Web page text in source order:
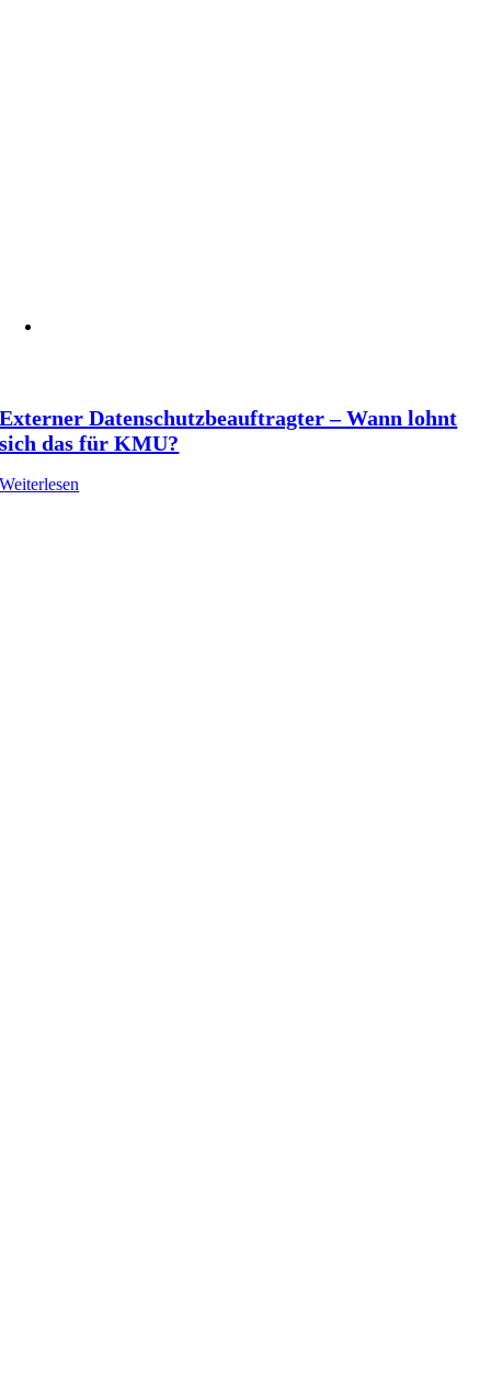
Externer Datenschutzbeauftragter – Wann lohnt
sich das für KMU?
Weiterlesen